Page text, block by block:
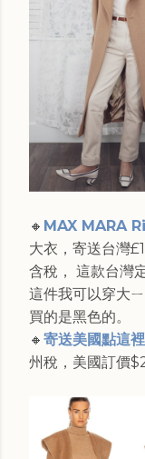
🔸 MAX MARA
大衣，寄送台灣
含稅， 這款台灣
這件我可以穿大
買的是黑色的。
🔸 寄送美國點這裡
州稅，美國訂價